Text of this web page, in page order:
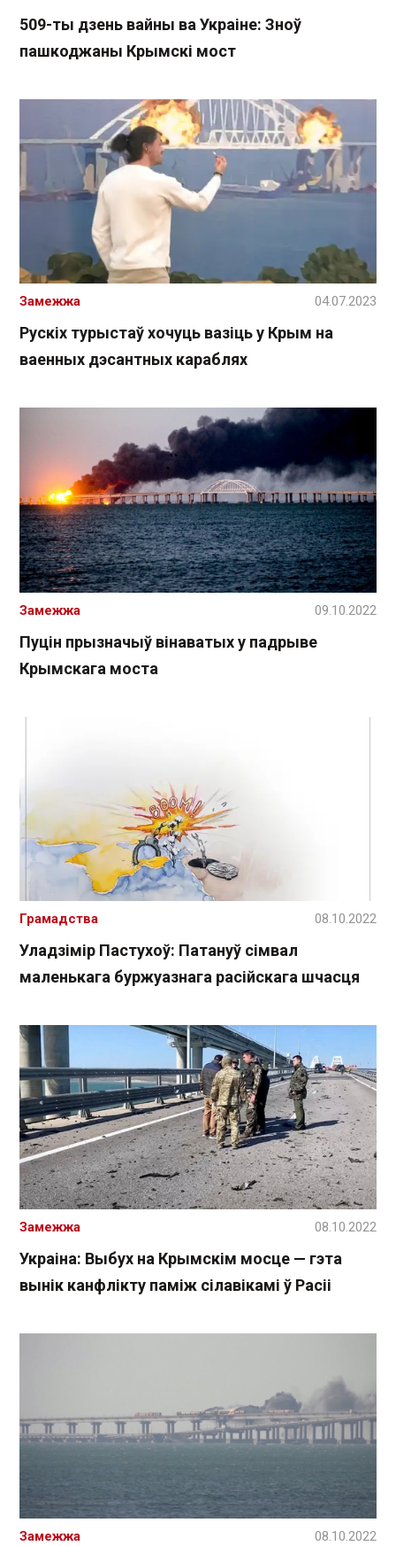
509-ты дзень вайны ва Украіне: Зноў
пашкоджаны Крымскі мост
Рускіх турыстаў хочуць вазіць у Крым на
ваенных дэсантных караблях
Замежжа 04.07.2023
Пуцін прызначыў вінаватых у падрыве
Крымскага моста
Замежжа 09.10.2022
Уладзімір Пастухоў: Патануў сімвал
маленькага буржуазнага расійскага шчасця
Грамадства 08.10.2022
Украіна: Выбух на Крымскім мосце — гэта
вынік канфлікту паміж сілавікамі ў Расіі
Замежжа 08.10.2022
Замежжа 08.10.2022